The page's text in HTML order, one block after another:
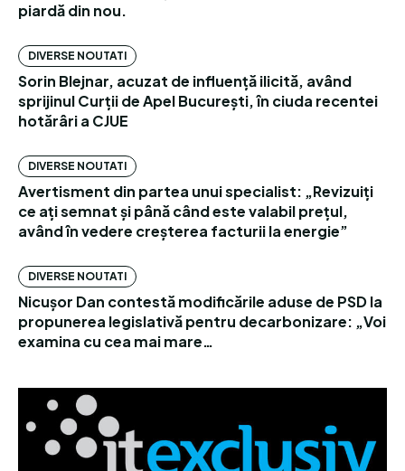
piardă din nou.
DIVERSE NOUTATI
Sorin Blejnar, acuzat de influență ilicită, având
sprijinul Curții de Apel București, în ciuda recentei
hotărâri a CJUE
DIVERSE NOUTATI
Avertisment din partea unui specialist: „Revizuiți
ce ați semnat și până când este valabil prețul,
având în vedere creșterea facturii la energie”
DIVERSE NOUTATI
Nicușor Dan contestă modificările aduse de PSD la
propunerea legislativă pentru decarbonizare: „Voi
examina cu cea mai mare…